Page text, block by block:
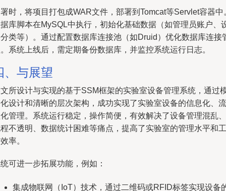
时，将项目打包成WAR文件，部署到Tomcat等Servlet容器中
库脚本在MySQL中执行，初始化基础数据（如管理员账户、
类等）。通过配置数据库连接池（如Druid）优化数据库连接
系统上线后，需定期备份数据库，并监控系统运行日志。
、与展望
所设计与实现的基于SSM框架的实验室设备管理系统，通过
设计和清晰的层次架构，成功实现了实验室设备的信息化、流
管理。系统运行稳定，操作简便，有效解决了设备管理混乱、
不透明、数据统计困难等痛点，提高了实验室的管理水平和工
率。
可进一步拓展功能，例如：
集成物联网（IoT）技术，通过二维码或RFID标签实现设备